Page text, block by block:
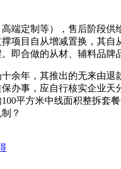
定制等），售后阶段供
项目自从增减置换，其
即合做的从材、辅料品
年，其推出的无来由退
办事，应自行核实企业
平方米中线面积整拆
？